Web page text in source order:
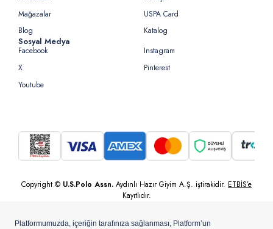
Mağazalar
USPA Card
Blog
Katalog
Sosyal Medya
Facebook
Instagram
X
Pinterest
Youtube
Copyright © U.S.Polo Assn. Aydınlı Hazır Giyim A.Ş. iştirakidir. ETBİS’e
Kayıtlıdır.